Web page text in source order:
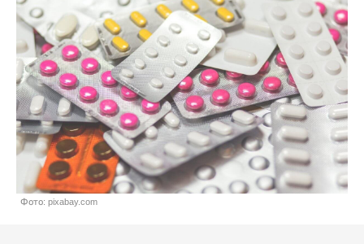
Фото: pixabay.com